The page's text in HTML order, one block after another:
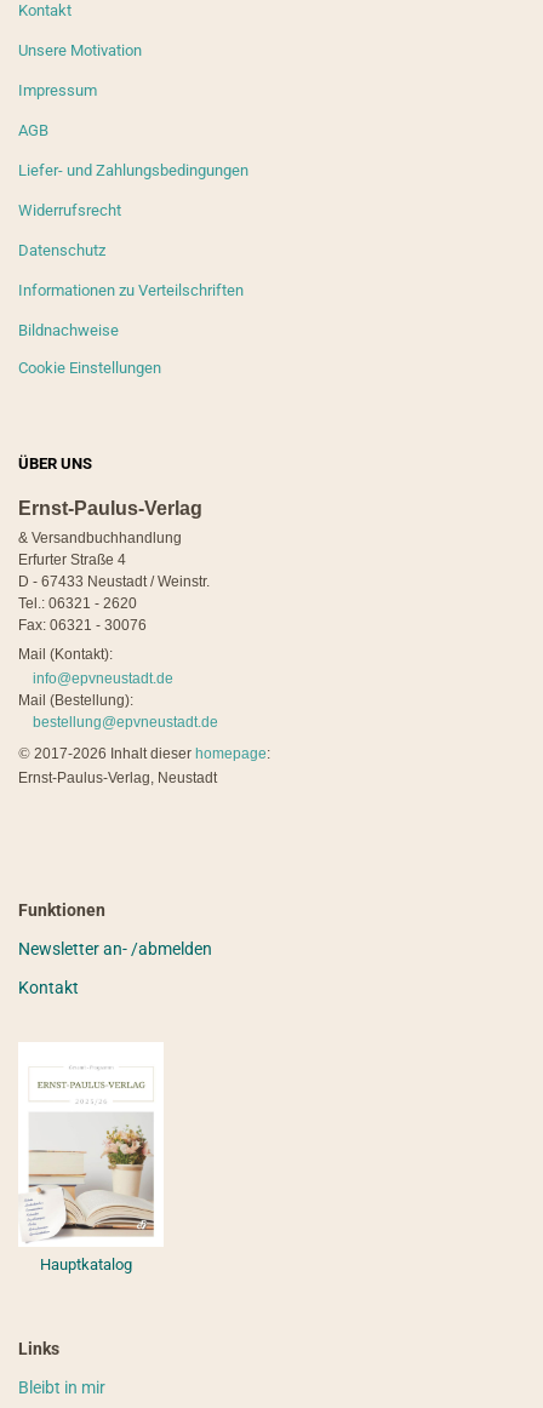
Kontakt
Unsere Motivation
Impressum
AGB
Liefer- und Zahlungsbedingungen
Widerrufsrecht
Datenschutz
Informationen zu Verteilschriften
Bildnachweise
Cookie Einstellungen
ÜBER UNS
Ernst-Paulus-Verlag
& Versandbuchhandlung
Erfurter Straße 4
D - 67433 Neustadt / Weinstr.
Tel.: 06321 - 2620
Fax: 06321 - 30076
Mail (Kontakt):
info@epvneustadt.de
Mail (Bestellung):
bestellung@epvneustadt.de
© 2017-2026 Inhalt dieser homepage:
Ernst-Paulus-Verlag, Neustadt
Funktionen
Newsletter an- /abmelden
Kontakt
Hauptkatalog
Links
Bleibt in mir